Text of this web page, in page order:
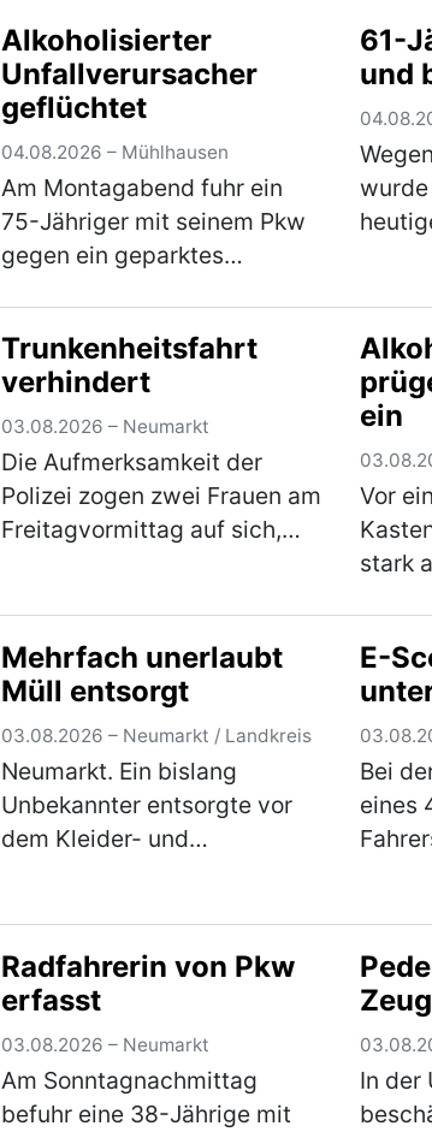
dem Radweg von
Weihersdorf in Richtun…
(mehr)
einen
von
(mehr)
Alkoholisierter
Unfallverursacher
geflüchtet
04.08.2026 – Mühlhausen
Am Montagabend fuhr ein
75-Jähriger mit seinem Pkw
gegen ein geparktes
sich anschließend unerlaubt
von der Unfallstelle. Ein
aufmerksamer Zeuge konnte
den U…(mehr)
61-
und
über
nicht…
Trunkenheitsfahrt
verhindert
03.08.2026 – Neumarkt
Die Aufmerksamkeit der
Polizei zogen zwei Frauen am
Freitagvormittag auf sich,
waren. Die Beamten
bemerkten schnell, …
ein
Vor
stark
einen
die
Mehrfach unerlaubt
Müll entsorgt
03.08.2026 – Neumarkt / Landkreis
Neumarkt. Ein bislang
Unbekannter entsorgte vor
dem Kleider- und
Flachbildfernseher. Ein
aufmerksamer Zeuge konnte
sich das Kennzeic…
E-
Bei
eines
Radfahrerin von Pkw
erfasst
03.08.2026 – Neumarkt
Am Sonntagnachmittag
befuhr eine 38-Jährige mit
In der